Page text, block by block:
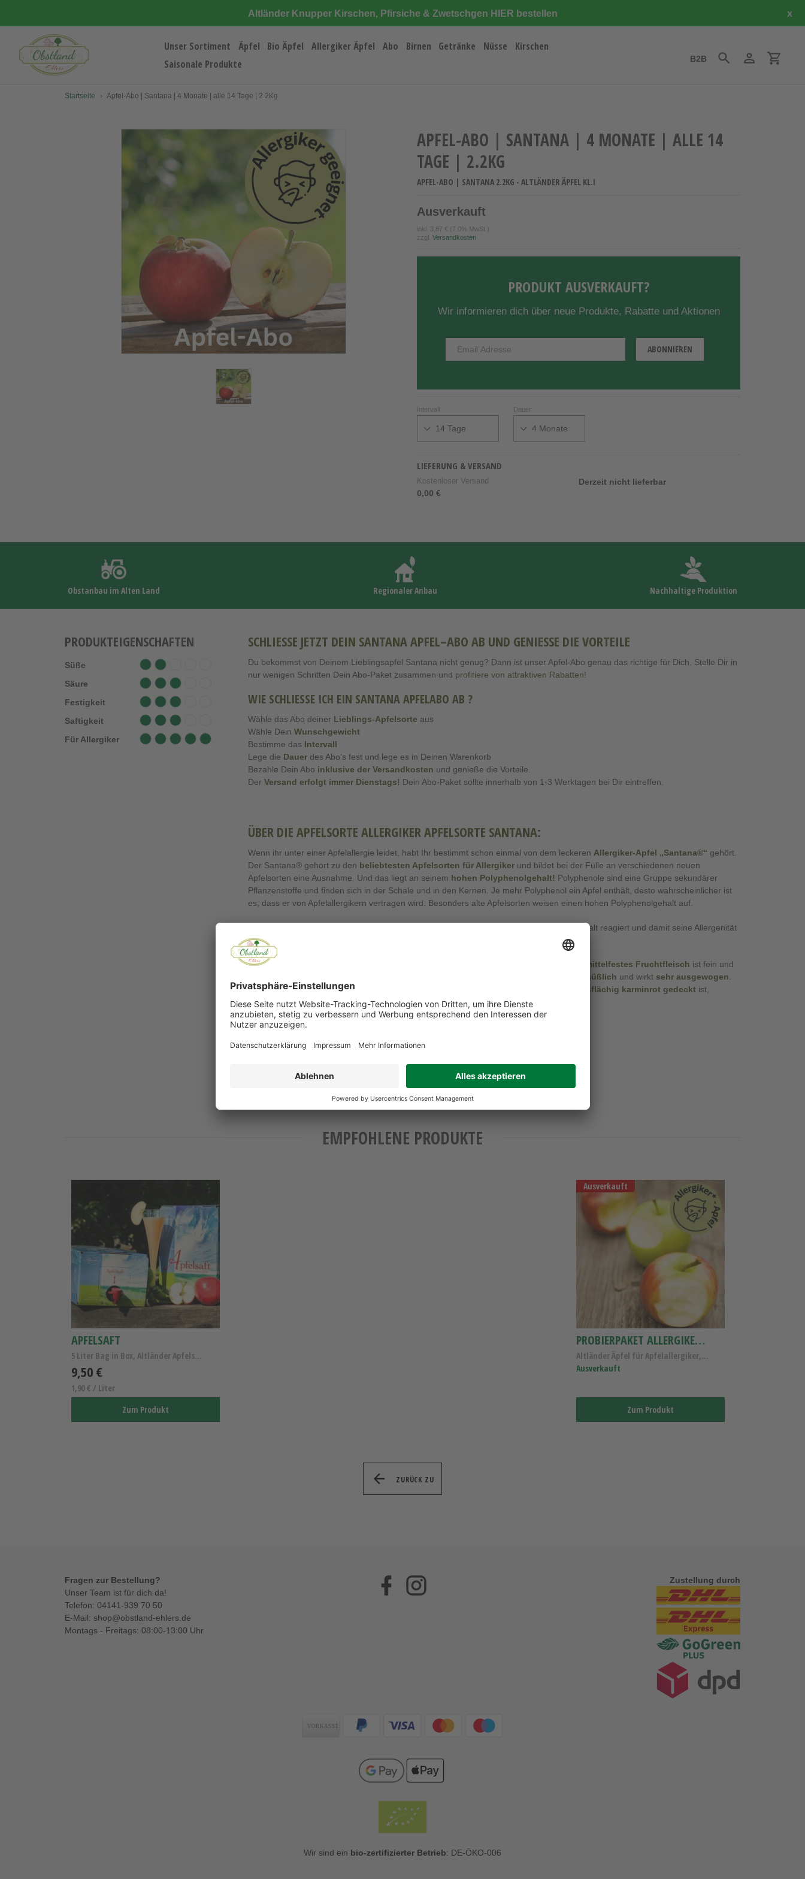
Altländer Knupper Kirschen, Pfirsiche & Zwetschgen HIER bestellen x
Unser Sortiment Äpfel Bio Äpfel Allergiker Äpfel Abo Birnen Getränke Nüsse
Kirschen
Saisonale Produkte
B2B SuchenEinloggen
Startseite › Apfel-Abo | Santana | 4 Monate | alle 14 Tage | 2.2Kg
APFEL-ABO | SANTANA | 4 MONATE | ALLE 14
TAGE | 2.2KG
APFEL-ABO | SANTANA 2.2KG - ALTLÄNDER ÄPFEL KL.I
Ausverkauft
inkl. 3,87 € (7.0% MwSt.)
zzgl. Versandkosten
PRODUKT AUSVERKAUFT?
Wir informieren dich über neue Produkte, Rabatte und Aktionen
Intervall Dauer
LIEFERUNG & VERSAND
Kostenloser Versand
0,00 €
Derzeit nicht lieferbar
Obstanbau im Alten Land Regionaler Anbau Nachhaltige Produktion
PRODUKTEIGENSCHAFTEN
Süße
Säure
Festigkeit
Saftigkeit
Für Allergiker
SCHLIESSE JETZT DEIN SANTANA APFEL–ABO AB UND GENIESSE DIE VORTEILE
Du bekommst von Deinem Lieblingsapfel Santana nicht genug? Dann ist unser Apfel-Abo genau das richtige für Dich. Stelle Dir in
nur wenigen Schritten Dein Abo-Paket zusammen und profitiere von attraktiven Rabatten!
WIE SCHLIESSE ICH EIN SANTANA APFELABO AB ?
Wähle das Abo deiner Lieblings-Apfelsorte aus
Wähle Dein Wunschgewicht
Bestimme das Intervall
Lege die Dauer des Abo’s fest und lege es in Deinen Warenkorb
Bezahle Dein Abo inklusive der Versandkosten und genieße die Vorteile.
Der Versand erfolgt immer Dienstags! Dein Abo-Paket sollte innerhalb von 1-3 Werktagen bei Dir eintreffen.
ÜBER DIE APFELSORTE ALLERGIKER APFELSORTE SANTANA:
Wenn ihr unter einer Apfelallergie leidet, habt Ihr bestimmt schon einmal von dem leckeren Allergiker-Apfel „Santana®“ gehört.
Der Santana® gehört zu den beliebtesten Apfelsorten für Allergiker und bildet bei der Fülle an verschiedenen neuen
Apfelsorten eine Ausnahme. Und das liegt an seinem hohen Polyphenolgehalt! Polyphenole sind eine Gruppe sekundärer
Pflanzenstoffe und finden sich in der Schale und in den Kernen. Je mehr Polyphenol ein Apfel enthält, desto wahrscheinlicher ist
es, dass er von Apfelallergikern vertragen wird. Besonders alte Apfelsorten weisen einen hohen Polyphenolgehalt auf.
Genießbar wird der Santana Apfel, da das Hauptallergen „Mal d1“ mit dem Polyphenolgehalt reagiert und damit seine Allergenität
verliert.
DerTafelapfel gelbliches, mittelfestes Fruchtfleisch ist fein und
leicht süßlich und wirkt sehr ausgewogen.
Diemittelgroßen bis großen Früchte großflächig karminrot gedeckt ist,
geschützt.
Altländer Äpfel Klasse I
EMPFOHLENE PRODUKTE
APFELSAFT
5 Liter Bag in Box, Altländer Apfelsaft naturtrüb
9,50 €
1,90 € / Liter
Zum Produkt
Ausverkauft
PROBIERPAKET ALLERGIKER-ÄPFEL 4 SORTEN
Altländer Äpfel für Apfelallergiker, Probierpaket ...
Ausverkauft
Zum Produkt
ZURÜCK ZU
Fragen zur Bestellung?
Unser Team ist für dich da!
Telefon: 04141-939 70 50
E-Mail: shop@obstland-ehlers.de
Montags - Freitags: 08:00-13:00 Uhr
Facebook Zustellung durch
Zahlungsarten
Wir sind ein bio-zertifizierter Betrieb: DE-ÖKO-006